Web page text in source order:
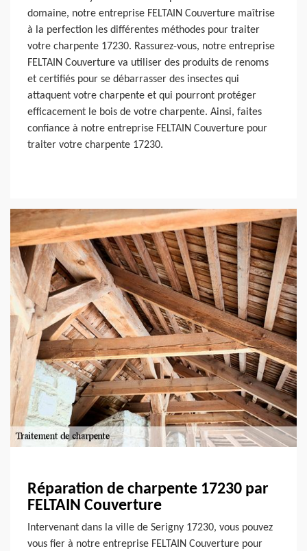
domaine, notre entreprise FELTAIN Couverture maîtrise
à la perfection les différentes méthodes pour traiter
votre charpente 17230. Rassurez-vous, notre entreprise
FELTAIN Couverture va utiliser des produits de renoms
et certifiés pour se débarrasser des insectes qui
attaquent votre charpente et qui pourront protéger
efficacement le bois de votre charpente. Ainsi, faites
confiance à notre entreprise FELTAIN Couverture pour
traiter votre charpente 17230.
Réparation de charpente 17230 par
FELTAIN Couverture
Intervenant dans la ville de Serigny 17230, vous pouvez
vous fier à notre entreprise FELTAIN Couverture pour